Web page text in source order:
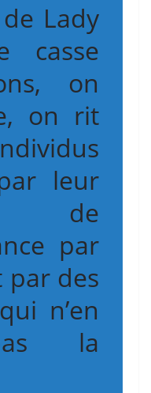
de Lady
casse
on
on rit
leur
de
par
par des
n’en
la